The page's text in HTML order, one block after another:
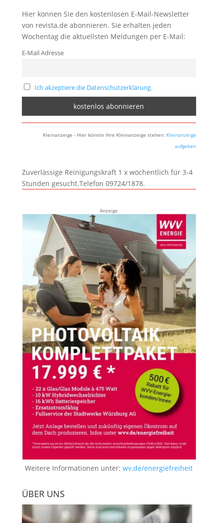
Hier können Sie den kostenlosen E-Mail-Newsletter
von revista.de abonnieren. Sie erhalten jeden
Wochentag die aktuellsten Meldungen per E-Mail:
E-Mail Adresse
Ich akzeptiere die Datenschutzerklärung.
Kleinanzeige - Hier könnte Ihre Kleinanzeige stehen: Kleinanzeige
aufgeben
Zuverlässige Reinigungskraft 1 x wöchentlich für 3-4
Stunden gesucht.Telefon 09724/1878.
Anzeige
Weitere Informationen unter:wv.de/energiefreiheit
ÜBER UNS